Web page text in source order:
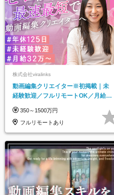
株式会社viralinks
動画編集クリエイター※初掲載｜未
経験歓迎／フルリモートOK／月給32
350～1500万円
フルリモートあり